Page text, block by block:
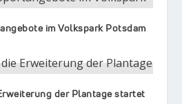
im Volkspark Potsdam
der Plantage startet